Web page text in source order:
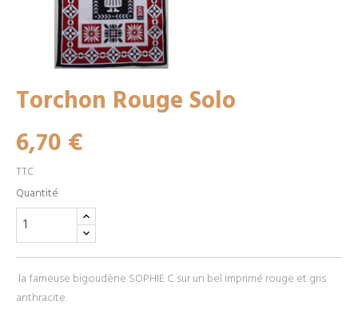
Torchon Rouge Solo
6,70 €
TTC
Quantité
la fameuse bigoudène SOPHIE C sur un bel imprimé rouge et gris
anthracite.